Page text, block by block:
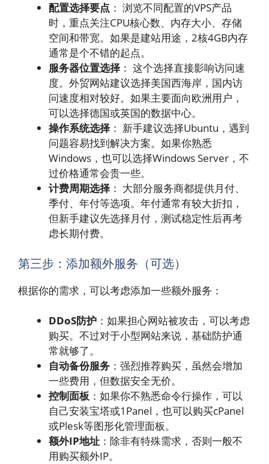
配置选择要点 ： 浏览不同配置的VPS产品
时，重点关注CPU核心数、内存大小、存储
空间和带宽。如果是建站用途，2核4GB内存
通常是个不错的起点。
服务器位置选择 ： 这个选择直接影响访问速
度。外贸网站建议选择美国西海岸，国内访
问速度相对较好。如果主要面向欧洲用户，
可以选择德国或英国的数据中心。
操作系统选择 ： 新手建议选择Ubuntu，遇到
问题容易找到解决方案。如果你熟悉
Windows，也可以选择Windows Server，不
过价格通常会贵一些。
计费周期选择 ： 大部分服务商都提供月付、
季付、年付等选项。年付通常有较大折扣，
但新手建议先选择月付，测试稳定性后再考
虑长期付费。
第三步：添加额外服务（可选）
根据你的需求，可以考虑添加一些额外服务：
DDoS防护 ：如果担心网站被攻击，可以考虑
购买。不过对于小型网站来说，基础防护通
常就够了。
自动备份服务 ：强烈推荐购买，虽然会增加
一些费用，但数据安全无价。
控制面板 ：如果你不熟悉命令行操作，可以
自己安装宝塔或1Panel，也可以购买cPanel
或Plesk等图形化管理面板。
额外IP地址 ：除非有特殊需求，否则一般不
用购买额外IP。